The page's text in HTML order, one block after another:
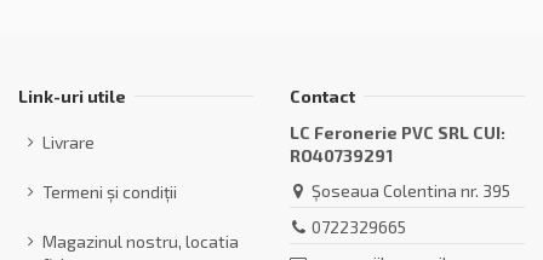
Link-uri utile
Livrare
Termeni și condiții
Magazinul nostru, locatia
Contact
LC Feronerie PVC SRL CUI:
RO40739291
Șoseaua Colentina nr. 395
0722329665